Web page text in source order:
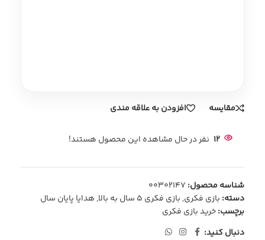
مقایسه افزودن به علاقه مندی
12 نفر در حال مشاهده این محصول هستند!
شناسه محصول: 00302147
دسته: بازی فکری,بازی فکری 5 سال به بالا ,هدایا پایان سال
برچسب:خرید بازی فکری
دنبال کنید: